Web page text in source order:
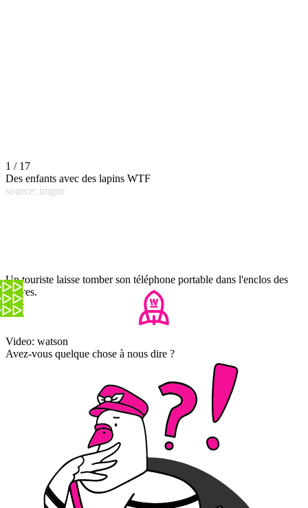
1 / 17
Des enfants avec des lapins WTF
source: imgur
Un touriste laisse tomber son téléphone portable dans l'enclos des
loutres.
Video: watson
Avez-vous quelque chose à nous dire ?